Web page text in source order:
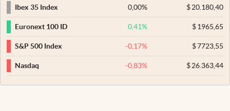
Ibex 35 Index
0,00% $20.180,40
Euronext 100 ID 0,41% $1965,65
S&P 500 Index -0,17% $7723,55
Nasdaq -0,83% $26.363,44